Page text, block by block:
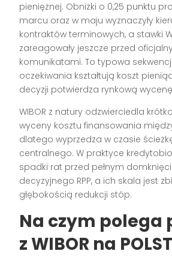
pieniężnej. Obniżki o 0,25 punktu
marcu oraz w maju wyznaczyły
kontraktów terminowych, a stawki
zareagowały jeszcze przed
komunikatami. To typowa
oczekiwania kształtują koszt
decyzji potwierdza rynkową
WIBOR z natury odzwierciedla
wyceny kosztu finansowania
dlatego wyprzedza w czasie
centralnego. W praktyce
spadki rat przed pełnym
decyzyjnego RPP, a ich skala jest
głębokością redukcji stóp.
Na czym polega
z WIBOR na